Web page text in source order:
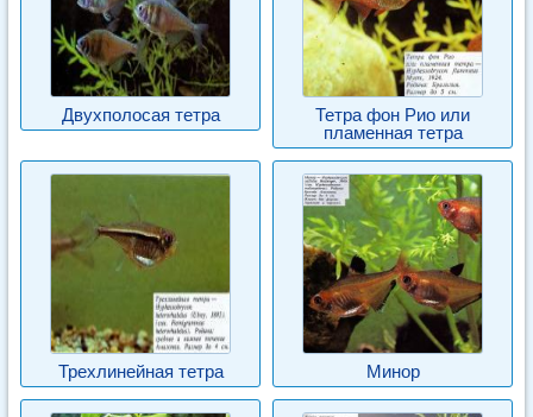
Двухполосая тетра
Тетра фон Рио или
пламенная тетра
Трехлинейная тетра Минор